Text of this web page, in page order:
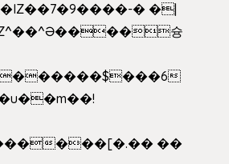
� �|
슝
���[�.�� ��